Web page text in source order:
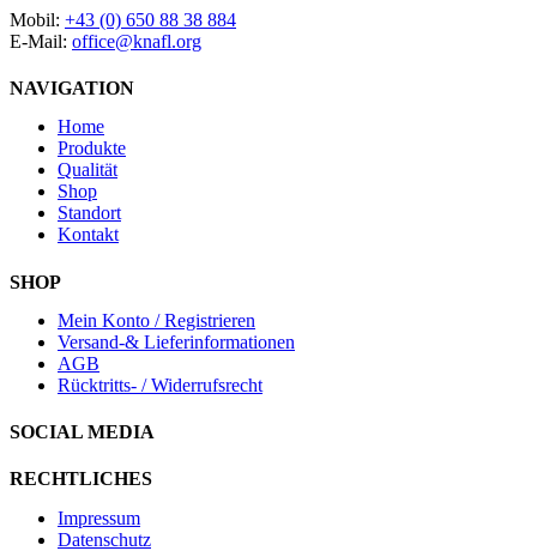
Mobil: +43 (0) 650 88 38 884
E-Mail: office@knafl.org
NAVIGATION
Home
Produkte
Qualität
Shop
Standort
Kontakt
SHOP
Mein Konto / Registrieren
Versand-& Lieferinformationen
AGB
Rücktritts- / Widerrufsrecht
SOCIAL MEDIA
RECHTLICHES
Impressum
Datenschutz